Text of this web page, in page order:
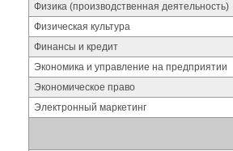
Физика (производственная деятельность)
Физическая культура
Финансы и кредит
Экономика и управление на предприятии
Экономическое право
Электронный маркетинг